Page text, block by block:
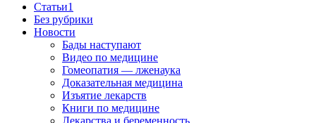
Cтатьи1
Без рубрики
Новости
Бады наступают
Видео по медицине
Гомеопатия — лженаука
Доказательная медицина
Изъятие лекарств
Книги по медицине